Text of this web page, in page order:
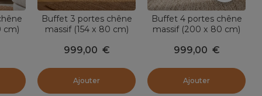
cm)
Buffet 3 portes chêne
massif (154 x 80 cm)
999,00 €
Ajouter
Buffet 4 portes chêne
massif (200 x 80 cm)
999,00 €
Ajouter